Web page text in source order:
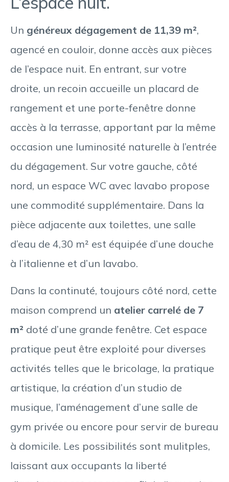
Un généreux dégagement de 11,39 m²,
agencé en couloir, donne accès aux pièces
de l’espace nuit. En entrant, sur votre
droite, un recoin accueille un placard de
rangement et une porte-fenêtre donne
accès à la terrasse, apportant par la même
occasion une luminosité naturelle à l’entrée
du dégagement. Sur votre gauche, côté
nord, un espace WC avec lavabo propose
une commodité supplémentaire. Dans la
pièce adjacente aux toilettes, une salle
d’eau de 4,30 m² est équipée d’une douche
à l’italienne et d’un lavabo.
Dans la continuté, toujours côté nord, cette
maison comprend un atelier carrelé de 7
m² doté d’une grande fenêtre. Cet espace
pratique peut être exploité pour diverses
activités telles que le bricolage, la pratique
artistique, la création d’un studio de
musique, l’aménagement d’une salle de
gym privée ou encore pour servir de bureau
à domicile. Les possibilités sont mulitples,
laissant aux occupants la liberté